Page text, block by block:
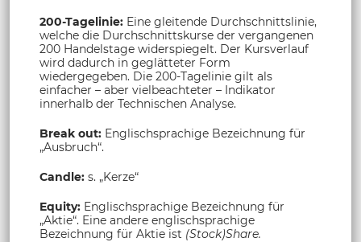
200-Tagelinie: Eine gleitende Durchschnittslinie,
welche die Durchschnittskurse der vergangenen
200 Handelstage widerspiegelt. Der Kursverlauf
wird dadurch in geglätteter Form
wiedergegeben. Die 200-Tagelinie gilt als
einfacher – aber vielbeachteter – Indikator
innerhalb der Technischen Analyse.
Break out: Englischsprachige Bezeichnung für
„Ausbruch“.
Candle: s. „Kerze“
Equity: Englischsprachige Bezeichnung für
„Aktie“. Eine andere englischsprachige
Bezeichnung für Aktie ist (Stock)Share.